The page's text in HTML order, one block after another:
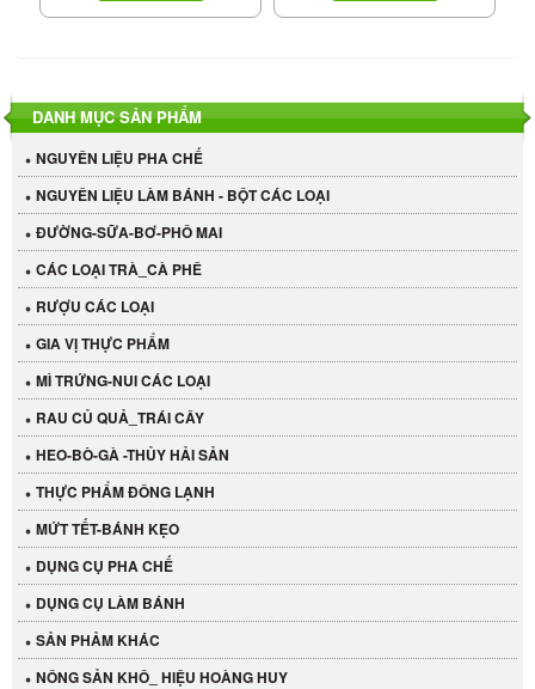
DANH MỤC SẢN PHẨM
NGUYÊN LIỆU PHA CHẾ
NGUYÊN LIỆU LÀM BÁNH - BỘT CÁC LOẠI
ĐƯỜNG-SỮA-BƠ-PHÔ MAI
CÁC LOẠI TRÀ_CÀ PHÊ
RƯỢU CÁC LOẠI
GIA VỊ THỰC PHẨM
MÌ TRỨNG-NUI CÁC LOẠI
RAU CỦ QUẢ_TRÁI CÂY
HEO-BÒ-GÀ -THỦY HẢI SẢN
THỰC PHẨM ĐÔNG LẠNH
MỨT TẾT-BÁNH KẸO
DỤNG CỤ PHA CHẾ
DỤNG CỤ LÀM BÁNH
SẢN PHẢM KHÁC
NÔNG SẢN KHÔ_ HIỆU HOÀNG HUYLỐC 12 HỦ Tương xí muội LKK 260g